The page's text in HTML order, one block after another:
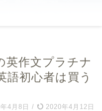
英作文プラチナ
語初心者は買う
4月8日 / 2020年4月12日